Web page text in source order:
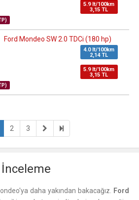
5.9 lt/100km
3,15 TL
Ford Mondeo SW 2.0 TDCi (180 hp)
4.0 lt/100km
2,14 TL
5.9 lt/100km
3,15 TL
2 3
daha yakından bakacağız. Ford